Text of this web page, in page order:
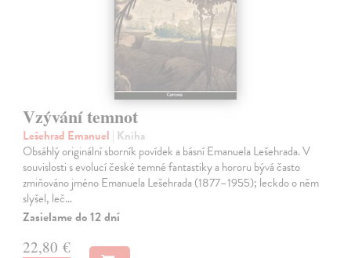
Vzývání temnot
Lešehrad Emanuel | Kniha
Obsáhlý originální sborník povídek a básní Emanuela Lešehrada. V
souvislosti s evolucí české temné fantastiky a hororu bývá často
zmiňováno jméno Emanuela Lešehrada (1877–1955); leckdo o něm
slyšel, leč…
Zasielame do 12 dní
22,80 €